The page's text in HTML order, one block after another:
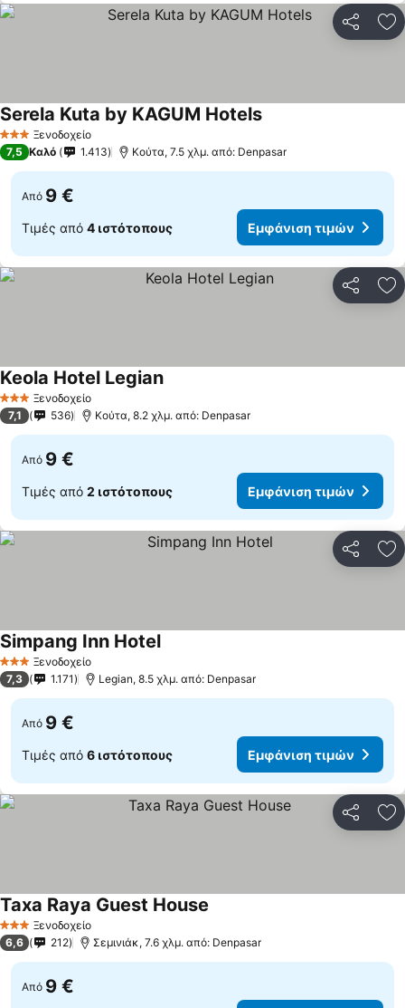
3 ΑστέριαΞενοδοχείο
Serela Kuta by KAGUM Hotels
7,5 Καλό 1.413 Κούτα, 7.5 χλμ. από: Denpasar
Από 9 €
Τιμές από 4 ιστότοπους Εμφάνιση τιμών
3 ΑστέριαΞενοδοχείο
Keola Hotel Legian
7,1 536 Κούτα, 8.2 χλμ. από: Denpasar
Από 9 €
Τιμές από 2 ιστότοπους Εμφάνιση τιμών
3 ΑστέριαΞενοδοχείο
Simpang Inn Hotel
7,3 1.171 Legian, 8.5 χλμ. από: Denpasar
Από 9 €
Τιμές από 6 ιστότοπους Εμφάνιση τιμών
3 ΑστέριαΞενοδοχείο
Taxa Raya Guest House
6,6 212 Σεμινιάκ, 7.6 χλμ. από: Denpasar
Από 9 €